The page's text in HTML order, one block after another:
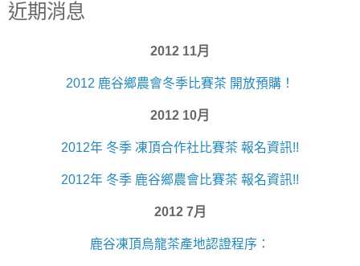
近期消息
2012 11月
2012 鹿谷鄉農會冬季比賽茶 開放預購！
2012 10月
2012年 冬季 凍頂合作社比賽茶 報名資訊!!
2012年 冬季 鹿谷鄉農會比賽茶 報名資訊!!
2012 7月
鹿谷凍頂烏龍茶產地認證程序：